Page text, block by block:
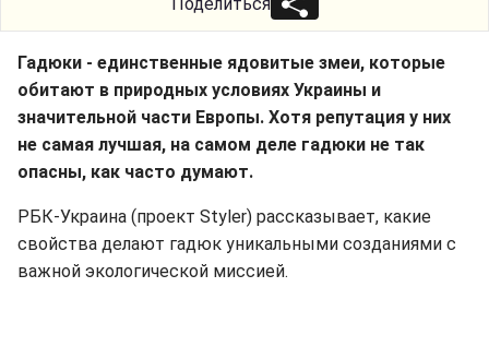
Гадюки - единственные ядовитые змеи, которые
обитают в природных условиях Украины и
значительной части Европы. Хотя репутация у них
не самая лучшая, на самом деле гадюки не так
опасны, как часто думают.
РБК-Украина (проект Styler) рассказывает, какие
свойства делают гадюк уникальными созданиями с
важной экологической миссией.